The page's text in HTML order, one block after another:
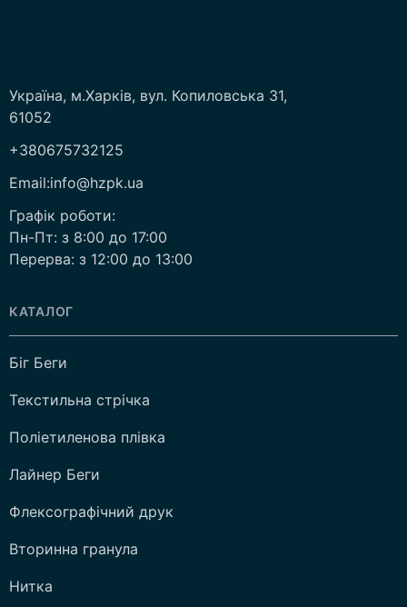
Україна, м.Харків, вул. Копиловська 31,
61052
+380675732125
Email:info@hzpk.ua
Графік роботи:
Пн-Пт: з 8:00 до 17:00
Перерва: з 12:00 до 13:00
КАТАЛОГ
Біг Беги
Текстильна стрічка
Поліетиленова плівка
Лайнер Беги
Флексографічний друк
Вторинна гранула
Нитка